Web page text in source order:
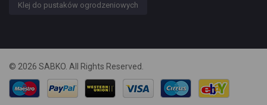
Klej do pustaków ogrodzeniowych
© 2026 SABKO. All Rights Reserved.